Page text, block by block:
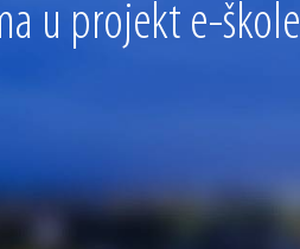
u projekt e-škole